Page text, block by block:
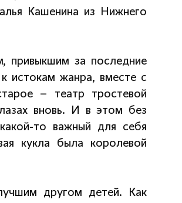
Кашенина из Нижнего
привыкшим за последние
истокам жанра, вместе с
– театр тростевой
вновь. И в этом без
то важный для себя
кукла была королевой
другом детей. Как